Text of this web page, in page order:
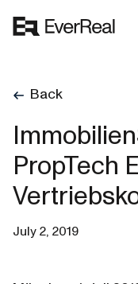
Back
PropTech
July 2, 2019